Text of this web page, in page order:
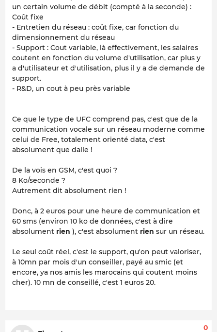
un certain volume de débit (compté à la seconde) :
Coût fixe
- Entretien du réseau : coût fixe, car fonction du
dimensionnement du réseau
- Support : Cout variable, là effectivement, les salaires
coutent en fonction du volume d'utilisation, car plus y
a d'utilisateur et d'utilisation, plus il y a de demande de
support.
- R&D, un cout à peu près variable
Ce que le type de UFC comprend pas, c'est que de la
communication vocale sur un réseau moderne comme
celui de Free, totalement orienté data, c'est
absolument que dalle !
De la vois en GSM, c'est quoi ?
8 Ko/seconde ?
Autrement dit absolument rien !
Donc, à 2 euros pour une heure de communication et
60 sms (environ 10 ko de données, c'est à dire
absolument rien ), c'est absolument rien sur un réseau.
Le seul coût réel, c'est le support, qu'on peut valoriser,
à 10mn par mois d'un conseiller, payé au smic (et
encore, ya nos amis les marocains qui coutent moins
cher). 10 mn de conseillé, c'est 1 euros 20.
0